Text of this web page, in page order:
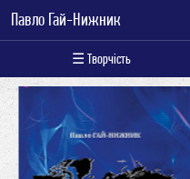
Павло Гай-Нижник
☰ Творчість